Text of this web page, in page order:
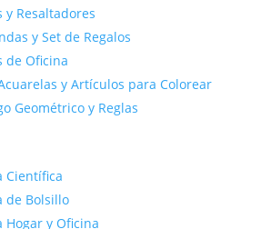
y Resaltadores
y Set de Regalos
de Oficina
y Artículos para Colorear
Geométrico y Reglas
Científica
de Bolsillo
Hogar y Oficina